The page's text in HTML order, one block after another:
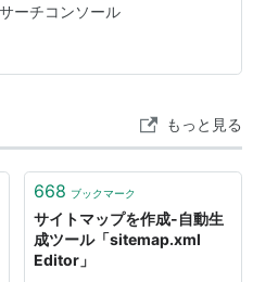
ーチコンソール
もっと見る
668 ブックマーク
サイトマップを作成-自動生
成ツール「sitemap.xml
Editor」